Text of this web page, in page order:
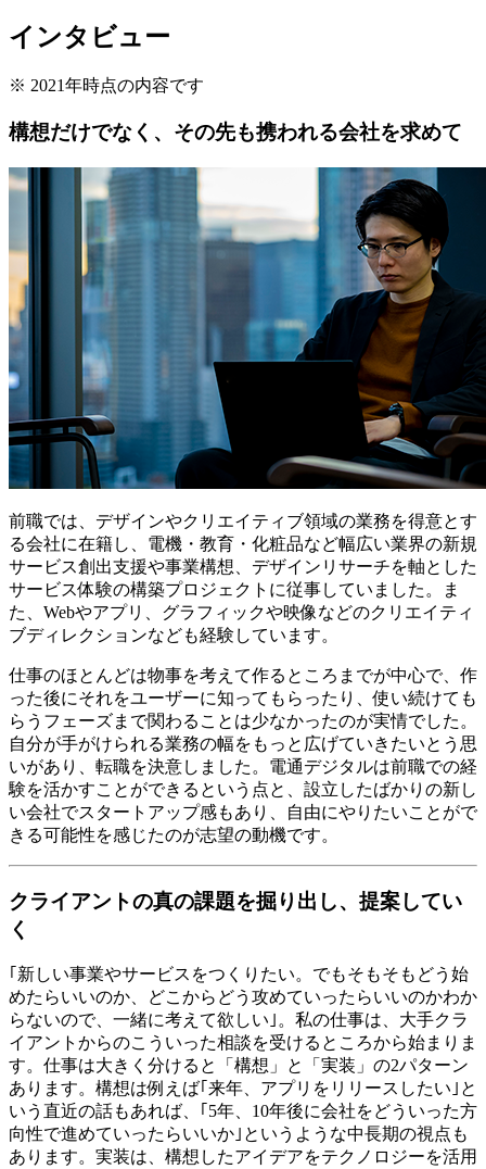
インタビュー
※ 2021年時点の内容です
構想だけでなく、その先も携われる会社を求めて
前職では、デザインやクリエイティブ領域の業務を得意とす
る会社に在籍し、電機・教育・化粧品など幅広い業界の新規
サービス創出支援や事業構想、デザインリサーチを軸とした
サービス体験の構築プロジェクトに従事していました。ま
た、Webやアプリ、グラフィックや映像などのクリエイティ
ブディレクションなども経験しています。
仕事のほとんどは物事を考えて作るところまでが中心で、作
った後にそれをユーザーに知ってもらったり、使い続けても
らうフェーズまで関わることは少なかったのが実情でした。
自分が手がけられる業務の幅をもっと広げていきたいとう思
いがあり、転職を決意しました。電通デジタルは前職での経
験を活かすことができるという点と、設立したばかりの新し
い会社でスタートアップ感もあり、自由にやりたいことがで
きる可能性を感じたのが志望の動機です。
クライアントの真の課題を掘り出し、提案してい
く
｢新しい事業やサービスをつくりたい。でもそもそもどう始
めたらいいのか、どこからどう攻めていったらいいのかわか
らないので、一緒に考えて欲しい｣。私の仕事は、大手クラ
イアントからのこういった相談を受けるところから始まりま
す。仕事は大きく分けると「構想」と「実装」の2パターン
あります。構想は例えば｢来年、アプリをリリースしたい｣と
いう直近の話もあれば、｢5年、10年後に会社をどういった方
向性で進めていったらいいか｣というような中長期の視点も
あります。実装は、構想したアイデアをテクノロジーを活用